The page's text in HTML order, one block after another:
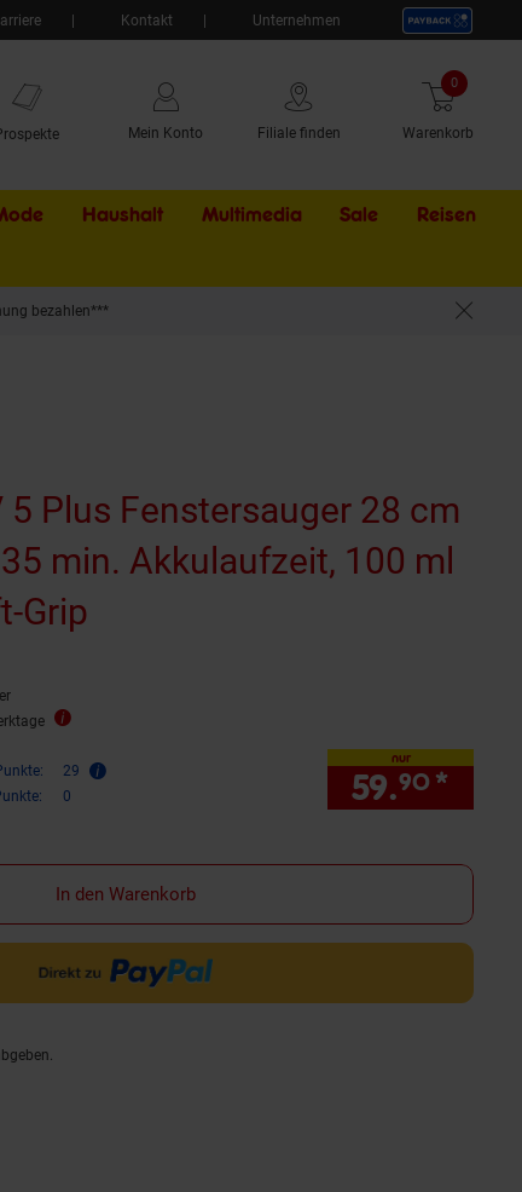
Kontakt Unternehmen
Mein Konto Filiale finden Warenkorb
0 Artikel
Haushalt Multimedia Sale Externer
Reisen
bezahlen***
5 Plus Fenstersauger 28 cm
min. Akkulaufzeit, 100 ml
Grip
29
0
nur
59.90 *
In den Warenkorb